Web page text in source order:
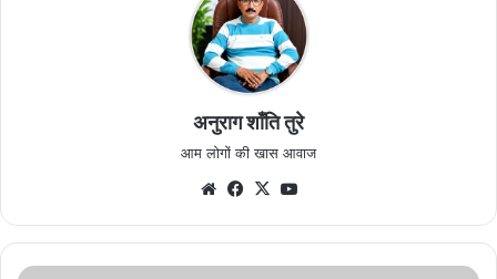
अनुराग शाँति तुरे
आम लोगों की खास आवाज
WebsiteFacebook
X